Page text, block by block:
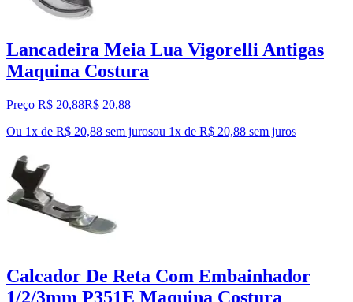
Lancadeira Meia Lua Vigorelli Antigas
Maquina Costura
Preço R$ 20,88R$ 20,88
Ou 1x de R$ 20,88 sem jurosou 1x de R$ 20,88 sem juros
Calcador De Reta Com Embainhador
1/2/3mm P351E Maquina Costura